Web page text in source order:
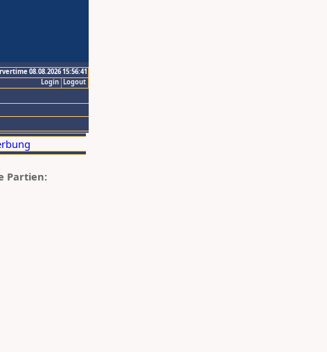
08.08.2026 15:56:41
Logout
Login
Partien: